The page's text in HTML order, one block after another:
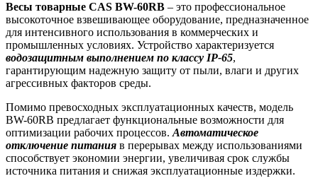
Весы товарные CAS BW-60RB – это профессиональное
высокоточное взвешивающее оборудование, предназначенное
для интенсивного использования в коммерческих и
промышленных условиях. Устройство характеризуется
водозащитным выполнением по классу IP-65,
гарантирующим надежную защиту от пыли, влаги и других
агрессивных факторов среды.
Помимо превосходных эксплуатационных качеств, модель
BW-60RB предлагает функциональные возможности для
оптимизации рабочих процессов. Автоматическое
отключение питания в перерывах между использованиями
способствует экономии энергии, увеличивая срок службы
источника питания и снижая эксплуатационные издержки.